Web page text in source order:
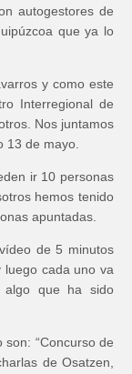
autogestores de
que ya lo
y como este
Interregional de
Nos juntamos
13 de mayo.
ir 10 personas
hemos tenido
apuntadas.
de 5 minutos
luego cada uno va
algo que ha sido
“Concurso de
de Osatzen,